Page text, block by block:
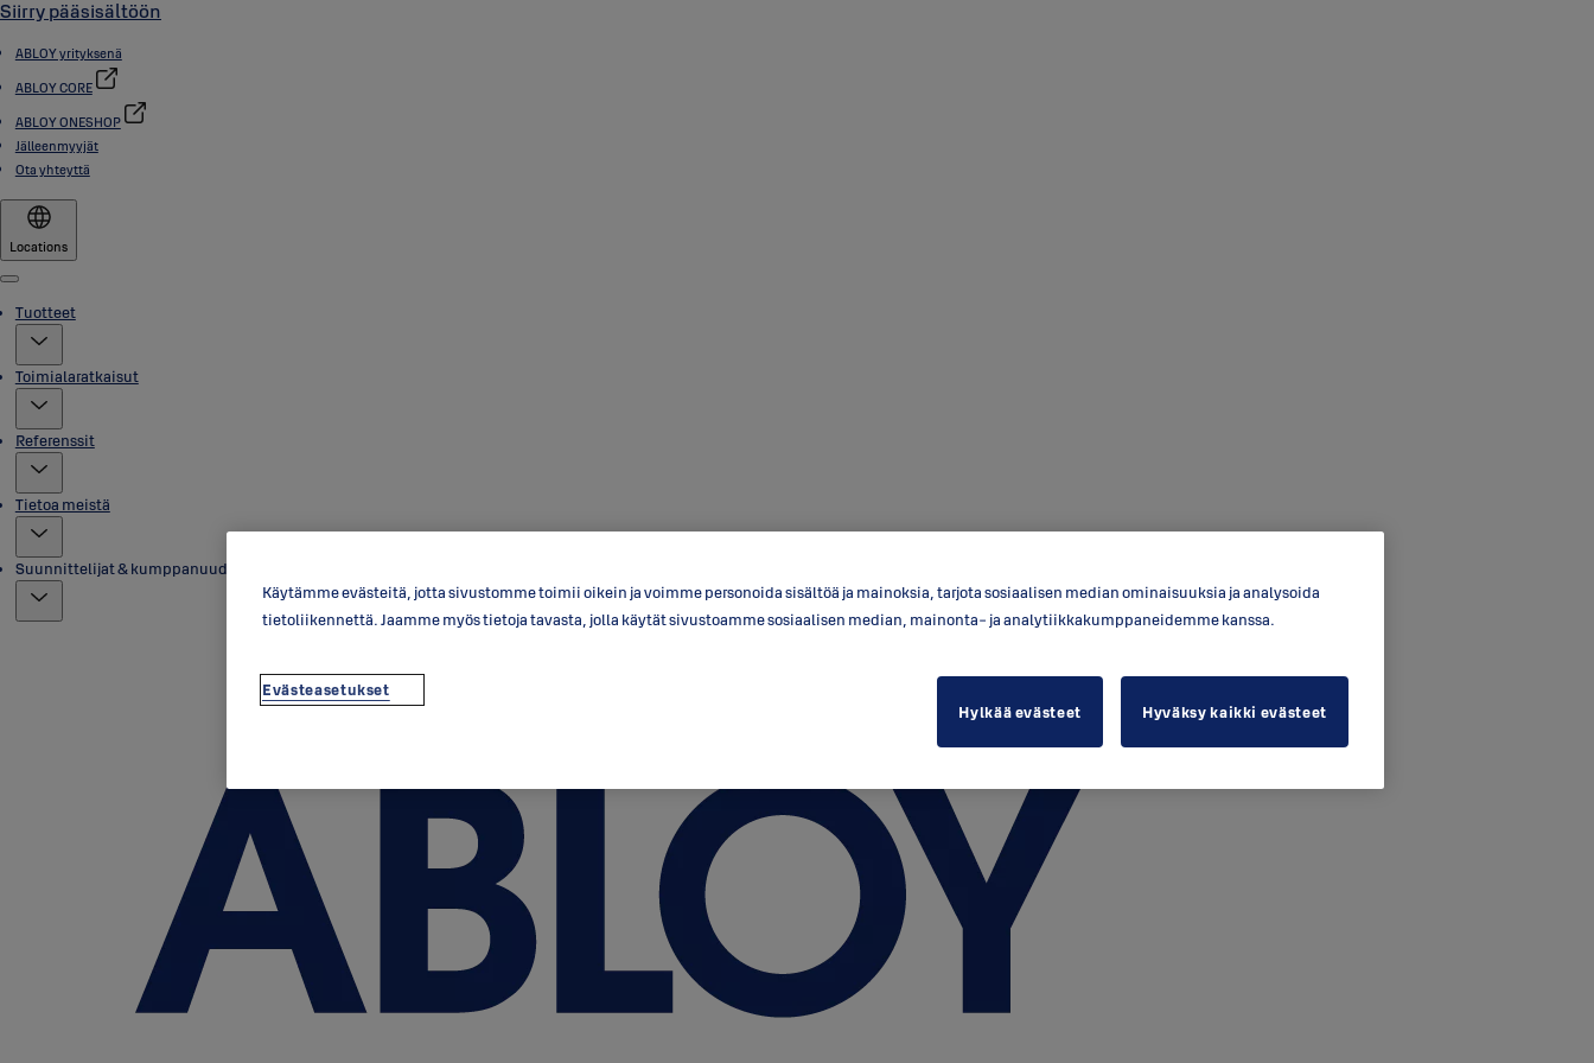
Siirry pääsisältöön
ABLOY yrityksenä
ABLOY CORE
ABLOY ONESHOP
Jälleenmyyjät
Ota yhteyttä
Locations
Menu
Tuotteet
Toimialaratkaisut
Referenssit
Tietoa meistä
Suunnittelijat & kumppanuudet
Käytämme evästeitä, jotta sivustomme toimii oikein ja voimme personoida sisältöä ja mainoksia, tarjota sosiaalisen median ominaisuuksia ja analysoida
tietoliikennettä. Jaamme myös tietoja tavasta, jolla käytät sivustoamme sosiaalisen median, mainonta- ja analytiikkakumppaneidemme kanssa.
Evästeasetukset
Hylkää evästeet
Hyväksy kaikki evästeet